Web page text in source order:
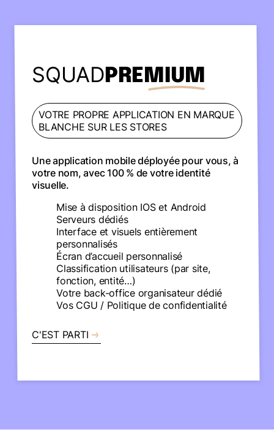
SQUADPREMIUM
VOTRE PROPRE APPLICATION EN MARQUE
BLANCHE SUR LES STORES
Une application mobile déployée pour vous, à
votre nom, avec 100 % de votre identité
visuelle.
Mise à disposition IOS et Android
Serveurs dédiés
Interface et visuels entièrement
personnalisés
Écran d’accueil personnalisé
Classification utilisateurs (par site,
fonction, entité…)
Votre back-office organisateur dédié
Vos CGU / Politique de confidentialité
C'EST PARTI